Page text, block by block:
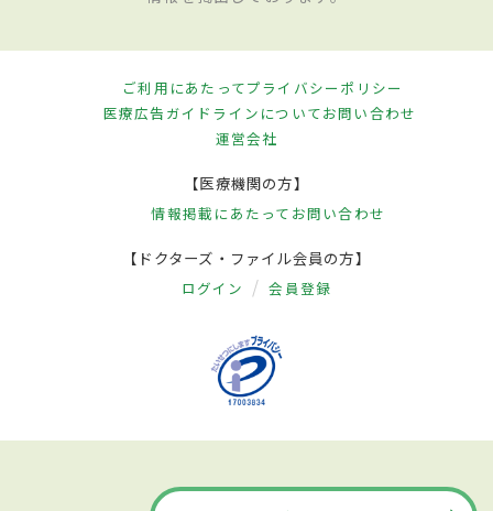
ご利用にあたってプライバシーポリシー
医療広告ガイドラインについてお問い合わせ
運営会社
【医療機関の方】
情報掲載にあたって お問い合わせ
【ドクターズ・ファイル会員の方】
ログイン 会員登録